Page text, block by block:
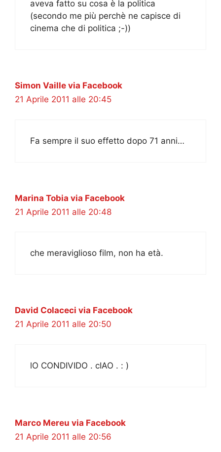
aveva fatto su cosa è la politica
(secondo me più perchè ne capisce di
cinema che di politica ;-))
Simon Vaille via Facebook
21 Aprile 2011 alle 20:45
Fa sempre il suo effetto dopo 71 anni…
Marina Tobia via Facebook
21 Aprile 2011 alle 20:48
che meraviglioso film, non ha età.
David Colaceci via Facebook
21 Aprile 2011 alle 20:50
lO CONDIVIDO . cIAO . : )
Marco Mereu via Facebook
21 Aprile 2011 alle 20:56